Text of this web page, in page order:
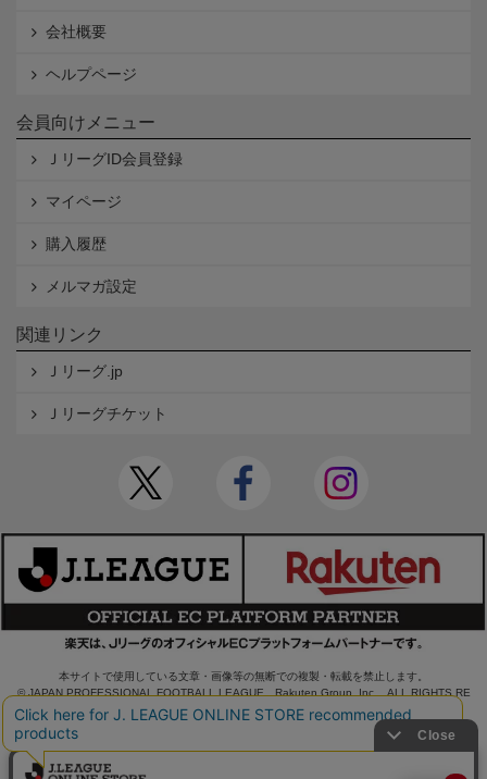
会社概要
ヘルプページ
会員向けメニュー
ＪリーグID会員登録
マイページ
購入履歴
メルマガ設定
関連リンク
Ｊリーグ.jp
Ｊリーグチケット
本サイトで使用している文章・画像等の無断での複製・転載を禁止します。
© JAPAN PROFESSIONAL FOOTBALL LEAGUE Rakuten Group, Inc. ALL RIGHTS RE
SERVED.